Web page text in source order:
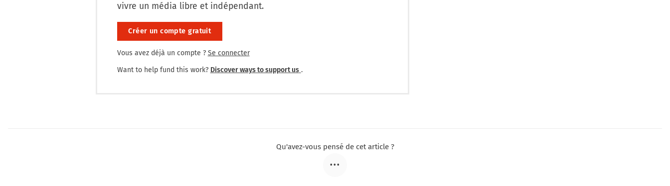
vivre un média libre et indépendant.
Créer un compte gratuit
Vous avez déjà un compte ? Se connecter
Want to help fund this work? Discover ways to support us .
Qu'avez-vous pensé de cet article ?
•••